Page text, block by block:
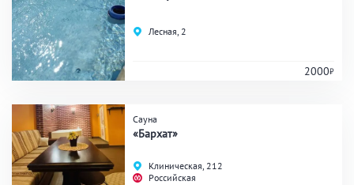
Лесная, 2
2000
Сауна
«Бархат»
Клиническая, 212
Российская